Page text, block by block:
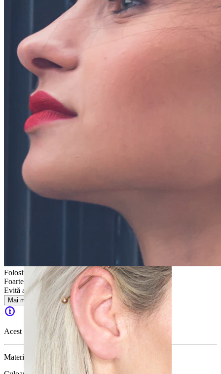
Conch
Folosirea moderată
Foarte ușor
Evită apa
Mai multe
Acest produs nu mai este disponibil
Material:
Oțel chirurgical / Alamă